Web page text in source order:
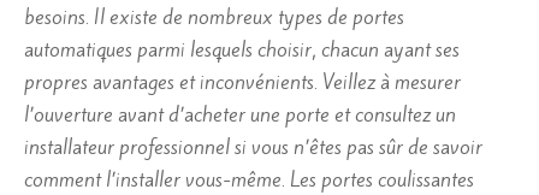
besoins. Il existe de nombreux types de portes
automatiques parmi lesquels choisir, chacun ayant ses
propres avantages et inconvénients. Veillez à mesurer
l’ouverture avant d’acheter une porte et consultez un
installateur professionnel si vous n’êtes pas sûr de savoir
comment l’installer vous-même. Les portes coulissantes